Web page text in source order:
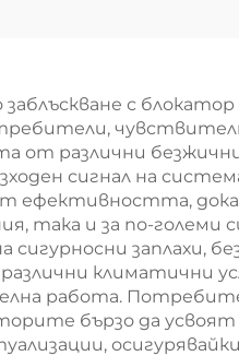
с
от различни
сигнал на
ефективността,
така и за по-
сигурносни заплахи,
климатични
работа.
бързо да